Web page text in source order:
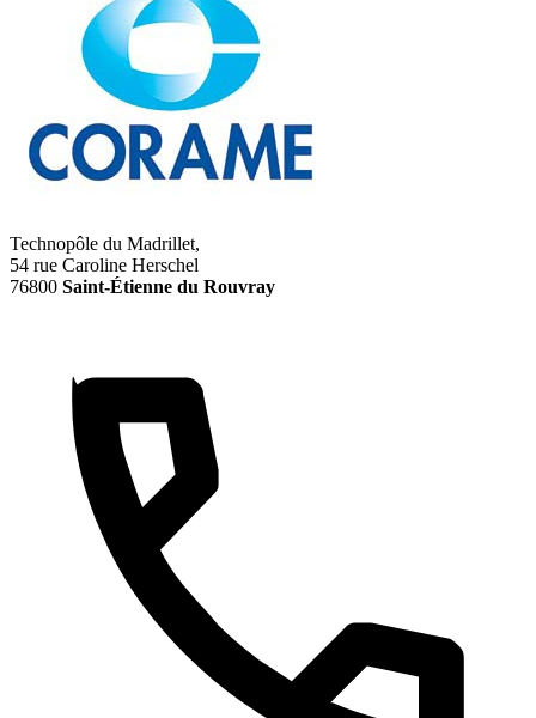
Technopôle du Madrillet,
54 rue Caroline Herschel
76800 Saint-Étienne du Rouvray